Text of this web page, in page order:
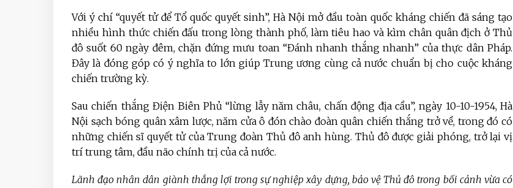
Với ý chí “quyết tử để Tổ quốc quyết sinh”, Hà Nội mở đầu toàn quốc kháng chiến đã sáng tạo
nhiều hình thức chiến đấu trong lòng thành phố, làm tiêu hao và kìm chân quân địch ở Thủ
đô suốt 60 ngày đêm, chặn đứng mưu toan “Đánh nhanh thắng nhanh” của thực dân Pháp.
Đây là đóng góp có ý nghĩa to lớn giúp Trung ương cùng cả nước chuẩn bị cho cuộc kháng
chiến trường kỳ.
Sau chiến thắng Điện Biên Phủ “lừng lẫy năm châu, chấn động địa cầu”, ngày 10-10-1954, Hà
Nội sạch bóng quân xâm lược, năm cửa ô đón chào đoàn quân chiến thắng trở về, trong đó có
những chiến sĩ quyết tử của Trung đoàn Thủ đô anh hùng. Thủ đô được giải phóng, trở lại vị
trí trung tâm, đầu não chính trị của cả nước.
Lãnh đạo nhân dân giành thắng lợi trong sự nghiệp xây dựng, bảo vệ Thủ đô trong bối cảnh vừa có